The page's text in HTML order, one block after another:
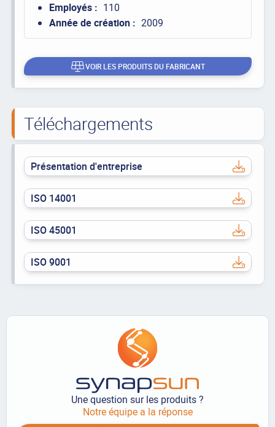
Employés : 110
Année de création : 2009
VOIR LES PRODUITS DU FABRICANT
Téléchargements
Présentation d'entreprise
ISO 14001
ISO 45001
ISO 9001
Une question sur les produits ?
Notre équipe a la réponse